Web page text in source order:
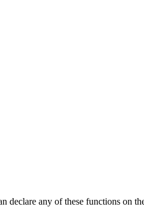
any of these functions on